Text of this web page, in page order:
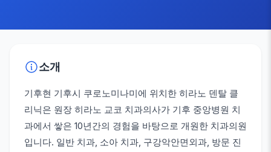
소개
기후현 기후시 쿠로노미나미에 위치한 히라노 덴탈 클
리닉은 원장 히라노 교코 치과의사가 기후 중앙병원 치
과에서 쌓은 10년간의 경험을 바탕으로 개원한 치과의원
입니다. 일반 치과, 소아 치과, 구강악안면외과, 방문 진